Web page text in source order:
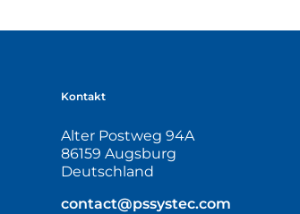
Kontakt
Alter Postweg 94A
86159 Augsburg
Deutschland
contact@pssystec.com